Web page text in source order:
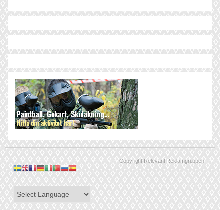
Copyright Relevant Reklamgruppen